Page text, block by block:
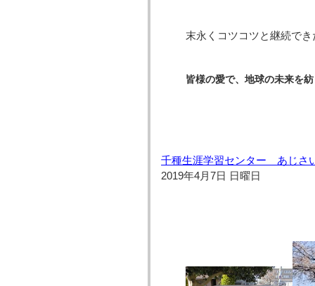
末永くコツコツと継続で
皆様の愛で、地球の未来を
千種生涯学習センター あじ
2019年4月7日 日曜日